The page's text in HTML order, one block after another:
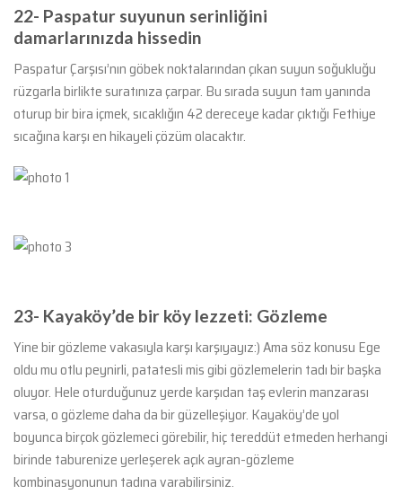
22- Paspatur suyunun serinliğini
damarlarınızda hissedin
Paspatur Çarşısı’nın göbek noktalarından çıkan suyun soğukluğu
rüzgarla birlikte suratınıza çarpar. Bu sırada suyun tam yanında
oturup bir bira içmek, sıcaklığın 42 dereceye kadar çıktığı Fethiye
sıcağına karşı en hikayeli çözüm olacaktır.
23- Kayaköy’de bir köy lezzeti: Gözleme
Yine bir gözleme vakasıyla karşı karşıyayız:) Ama söz konusu Ege
oldu mu otlu peynirli, patatesli mis gibi gözlemelerin tadı bir başka
oluyor. Hele oturduğunuz yerde karşıdan taş evlerin manzarası
varsa, o gözleme daha da bir güzelleşiyor. Kayaköy’de yol
boyunca birçok gözlemeci görebilir, hiç tereddüt etmeden herhangi
birinde taburenize yerleşerek açık ayran-gözleme
kombinasyonunun tadına varabilirsiniz.